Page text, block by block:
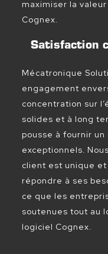
maximiser la
Cognex.
Satisfaction
Mécatronique
engagement
concentration sur
solides et à long
pousse à fournir
exceptionnels.
client est unique
répondre à ses
ce que les
soutenues tout au
logiciel Cognex.